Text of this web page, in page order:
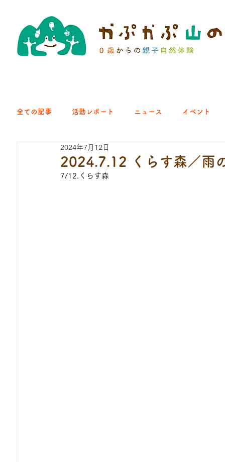
全ての記事 活動レポート ニュース イベント
クラブ｜くらす森
2024.7.12 くらす森／雨
2024年7月12日
7/12.くらす森